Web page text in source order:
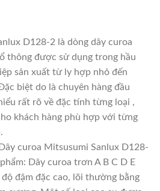
D128-2 là dòng dây curoa
thông được sử dụng trong hầu
sản xuất từ ly hợp nhỏ đến
biệt do là chuyên hàng đầu
rất rõ về đặc tính từng loại ,
khách hàng phù hợp với từng
curoa Mitsusumi Sanlux D128-
Dây curoa trơn A B C D E
đậm đặc cao, lõi thường bằng